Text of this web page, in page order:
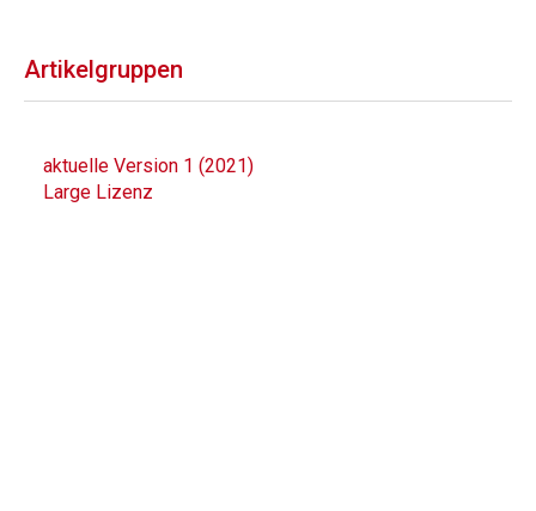
Artikelgruppen
aktuelle Version 1 (2021)
Large Lizenz